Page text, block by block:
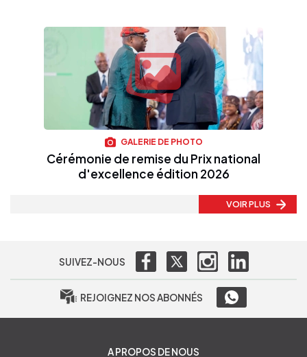
GALERIE DE PHOTO
Cérémonie de remise du Prix national
d'excellence édition 2026
VOIR PLUS
SUIVEZ-NOUS
REJOIGNEZ NOS ABONNÉS
A PROPOS DE NOUS